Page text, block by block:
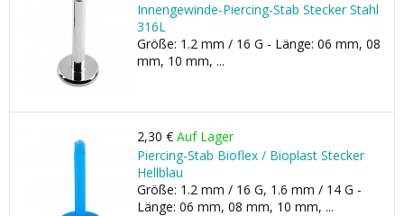
Innengewinde-Piercing-Stab Stecker Stahl
316L
Größe: 1.2 mm / 16 G - Länge: 06 mm, 08
mm, 10 mm, ...
2,30 € Auf Lager
Piercing-Stab Bioflex / Bioplast Stecker
Hellblau
Größe: 1.2 mm / 16 G, 1.6 mm / 14 G -
Länge: 06 mm, 08 mm, 10 mm, ...